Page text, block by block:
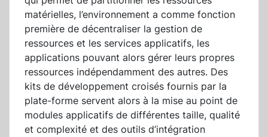
matérielles, l’environnement a comme fonction
première de décentraliser la gestion de
ressources et les services applicatifs, les
applications pouvant alors gérer leurs propres
ressources indépendamment des autres. Des
kits de développement croisés fournis par la
plate-forme servent alors à la mise au point de
modules applicatifs de différentes taille, qualité
et complexité et des outils d’intégration